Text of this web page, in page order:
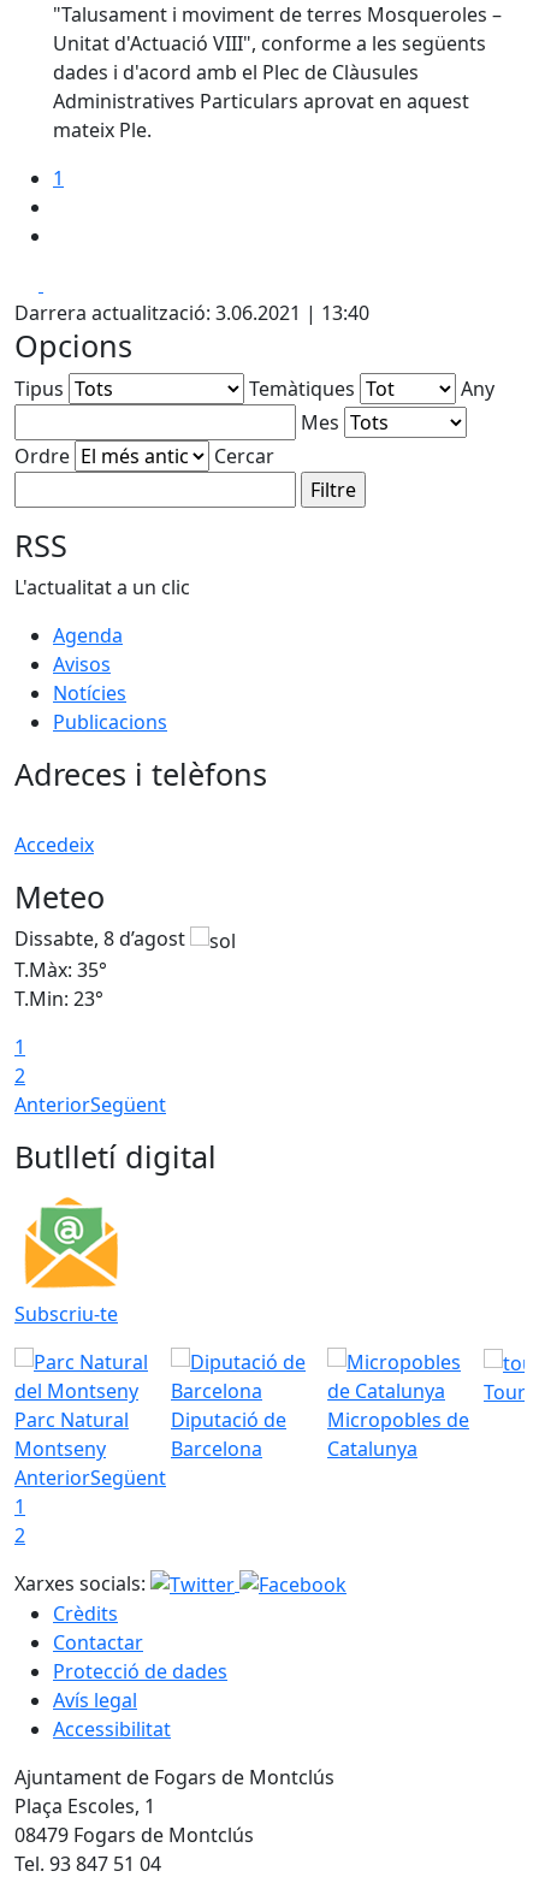
"Talusament i moviment de terres Mosqueroles –
Unitat d'Actuació VIII", conforme a les següents
dades i d'acord amb el Plec de Clàusules
Administratives Particulars aprovat en aquest
mateix Ple.
1
Darrera actualització: 3.06.2021 | 13:40
Opcions
Tipus Temàtiques
Any
Mes
Ordre
Cercar
RSS
L'actualitat a un clic
Agenda
Avisos
Notícies
Publicacions
Adreces i telèfons
Accedeix
Meteo
Dissabte, 8 d’agost
T.Màx: 35°
T.Min: 23°
1
2
AnteriorSegüent
Butlletí digital
Subscriu-te
Parc Natural
Montseny
Diputació de
Barcelona
Micropobles de
Catalunya
AnteriorSegüent
1
2
Xarxes socials:
Crèdits
Contactar
Protecció de dades
Avís legal
Accessibilitat
Ajuntament de Fogars de Montclús
Plaça Escoles, 1
08479 Fogars de Montclús
Tel. 93 847 51 04